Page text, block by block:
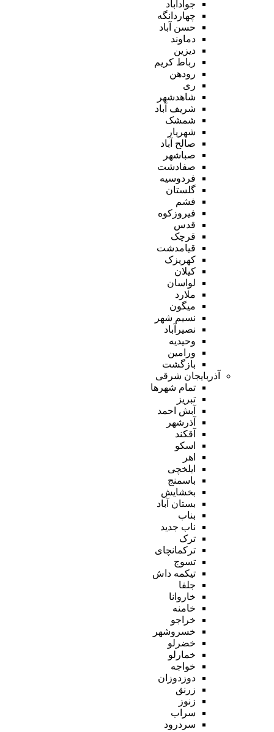
جوادآباد
چهاردانگه
حسن آباد
دماوند
دیزین
رباط کریم
رودهن
ری
شاهدشهر
شریف آباد
شمشک
شهریار
صالح آباد
صباشهر
صفادشت
فردوسیه
گلستان
فشم
فیروزکوه
قدس
قرچک
قیامدشت
کهریزک
کیلان
لواسان
ملارد
میگون
نسیم شهر
نصیرآباد
وحیدیه
ورامین
بازگشت
آذربایجان شرقی
تمام شهر‌ها
تبریز
آبش احمد
آذرشهر
آقکند
اسکو
اهر
ایلخچی
باسمنج
بخشایش
بستان آباد
بناب
ناب جدید
ترک
ترکمانچای
تسوج
تیکمه داش
جلفا
خاروانا
خامنه
خراجو
خسروشهر
خضرلو
خمارلو
خواجه
دوزدوزان
زرنق
زنوز
سراب
سردرود